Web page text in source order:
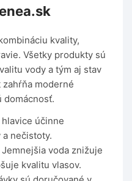
kvality,
Všetky produkty sú
vody a tým aj stav
moderné
domácnosť.
účinne
nečistoty.
Jemnejšia voda znižuje
kvalitu vlasov.